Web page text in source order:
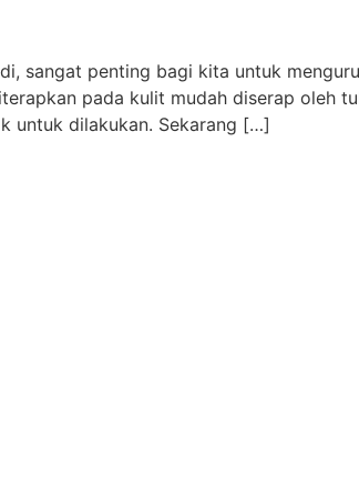
sangat penting bagi kita untuk
pada kulit mudah diserap oleh
untuk dilakukan. Sekarang […]